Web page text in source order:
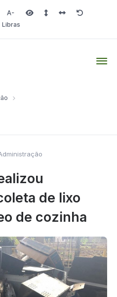
fonte
Diminuir fonteÁrea selecionada
Espaçamento de linha
Espaço dos
Redefinir
Libras
de lixo
de cozinha